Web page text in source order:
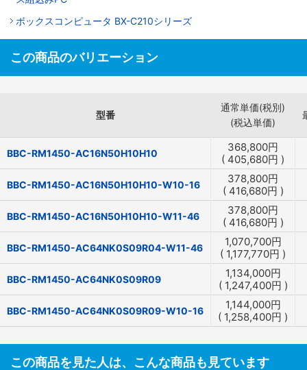
ボックスコンピュータ BX-C210シリーズ
この商品のバリエーション
型番
通常単価(税別)
(税込単価)
BBC-RM1450-AC16N50H10H10 368,800円
( 405,680円 )
BBC-RM1450-AC16N50H10H10-W10-16 378,800円
( 416,680円 )
BBC-RM1450-AC16N50H10H10-W11-46 378,800円
( 416,680円 )
BBC-RM1450-AC64NK0S09R04-W11-46 1,070,700円
( 1,177,770円 )
BBC-RM1450-AC64NK0S09R09 1,134,000円
( 1,247,400円 )
BBC-RM1450-AC64NK0S09R09-W10-16 1,144,000円
( 1,258,400円 )
この商品を見た人は、こんな商品も見ています